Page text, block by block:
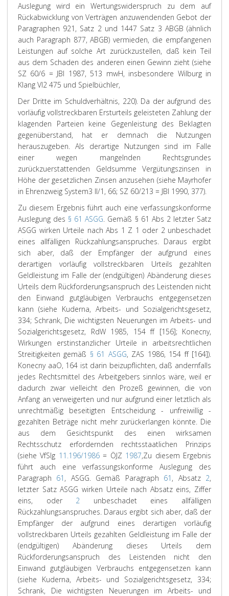
Auslegung wird ein Wertungswiderspruch zu dem auf
Rückabwicklung von Verträgen anzuwendenden Gebot der
Paragraphen 921, Satz 2 und 1447 Satz 3 ABGB (ähnlich
auch Paragraph 877, ABGB) vermieden, die empfangenen
Leistungen auf solche Art zurückzustellen, daß kein Teil
aus dem Schaden des anderen einen Gewinn zieht (siehe
SZ 60/6 = JBl 1987, 513 mwH, insbesondere Wilburg in
Klang VI2 475 und Spielbüchler,
Der Dritte im Schuldverhältnis, 220). Da der aufgrund des
vorläufig vollstreckbaren Ersturteils geleisteten Zahlung der
klagenden Parteien keine Gegenleistung des Beklagten
gegenüberstand, hat er demnach die Nutzungen
herauszugeben. Als derartige Nutzungen sind im Falle
einer wegen mangelnden Rechtsgrundes
zurückzuerstattenden Geldsumme Vergütungszinsen in
Höhe der gesetzlichen Zinsen anzusehen (siehe Mayrhofer
in Ehrenzweig System3 II/1, 66; SZ 60/213 = JBl 1990, 377).
Zu diesem Ergebnis führt auch eine verfassungskonforme
Auslegung des § 61 ASGG. Gemäß § 61 Abs 2 letzter Satz
ASGG wirken Urteile nach Abs 1 Z 1 oder 2 unbeschadet
eines allfälligen Rückzahlungsanspruches. Daraus ergibt
sich aber, daß der Empfänger der aufgrund eines
derartigen vorläufig vollstreckbaren Urteils gezahlten
Geldleistung im Falle der (endgültigen) Abänderung dieses
Urteils dem Rückforderungsanspruch des Leistenden nicht
den Einwand gutgläubigen Verbrauchs entgegensetzen
kann (siehe Kuderna, Arbeits- und Sozialgerichtsgesetz,
334; Schrank, Die wichtigsten Neuerungen im Arbeits- und
Sozialgerichtsgesetz, RdW 1985, 154 ff [156]; Konecny,
Wirkungen erstinstanzlicher Urteile in arbeitsrechtlichen
Streitigkeiten gemäß § 61 ASGG, ZAS 1986, 154 ff [164]).
Konecny aaO, 164 ist darin beizupflichten, daß andernfalls
jedes Rechtsmittel des Arbeitgebers sinnlos wäre, weil er
dadurch zwar vielleicht den Prozeß gewinnen, die von
Anfang an verweigerten und nur aufgrund einer letztlich als
unrechtmäßig beseitigten Entscheidung - unfreiwillig -
gezahlten Beträge nicht mehr zurückerlangen könnte. Die
aus dem Gesichtspunkt des einen wirksamen
Rechtsschutz erfordernden rechtsstaatlichen Prinzips
(siehe VfSlg 11.196/1986= ÖJZ 1987,Zu diesem Ergebnis
führt auch eine verfassungskonforme Auslegung des
Paragraph 61 , ASGG. Gemäß Paragraph 61 , Absatz 2,
letzter Satz ASGG wirken Urteile nach Absatz eins, Ziffer
eins, oder 2 unbeschadet eines allfälligen
Rückzahlungsanspruches. Daraus ergibt sich aber, daß der
Empfänger der aufgrund eines derartigen vorläufig
vollstreckbaren Urteils gezahlten Geldleistung im Falle der
(endgültigen) Abänderung dieses Urteils dem
Rückforderungsanspruch des Leistenden nicht den
Einwand gutgläubigen Verbrauchs entgegensetzen kann
(siehe Kuderna, Arbeits- und Sozialgerichtsgesetz, 334;
Schrank, Die wichtigsten Neuerungen im Arbeits- und